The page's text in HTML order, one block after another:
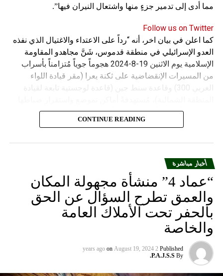
مما أدى إلى تدمير جزءٍ منها واشتعال النيران فيها”.
Follow us on Twitter
كما اعلن في بيان اخر، أنه “رداً على الاعتداء والاغتيال الذي نفذه
العدو الإسرائيلي في منطقة قدموس، شَنَّ مجاهدو المقاومة
الإسلامية يوم الاثنين 19-8-2024 هجوماً جوياً مُتزامناً بأسراب
من المسيرات الإنقضاضية على ثكنة يعرا (مقر قيادة اللواء
الغربي 300) وقاعدة سنط جين (قاعدة لوجستية تابعة لقيادة
وجنودها وأصابت أهدافها بدقة وأوقعت فيهم عدداً من القتلى
CONTINUE READING
أخبار مباشرة
“عماد 4” منشأة مجهولة المكان
والعمق تطرح السؤال عن الحق
بالحفر تحت الأملاك العامة
والخاصة
Published
2 years ago
on August 19, 2024
By
P.A.J.S.S.